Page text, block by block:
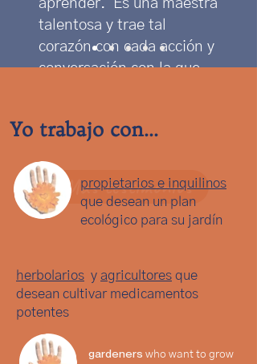
aprender. Es una maestra
talentosa y trae tal
corazón con cada acción y
conversación con la que
-Casey Carr
Más testimonios
Yo trabajo con...
propietarios e inquilinos
que desean un plan
ecológico para su jardín
herbolarios y agricultores que
desean cultivar medicamentos
potentes
gardeners who want to grow